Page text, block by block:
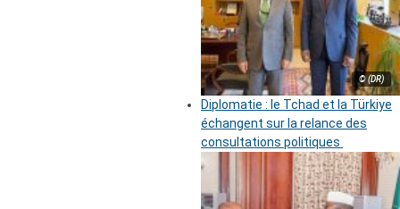
© (DR)
Diplomatie : le Tchad et la Türkiye
échangent sur la relance des
consultations politiques